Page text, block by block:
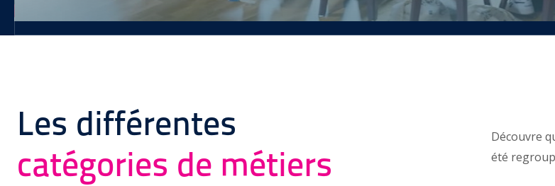
Les différentes
catégories de métiers
Découvre
été